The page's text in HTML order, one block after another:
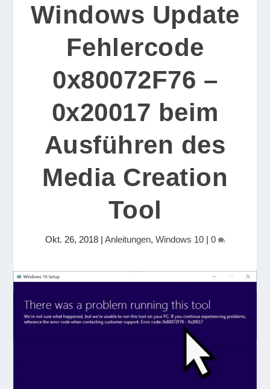
Windows Update
Fehlercode
0x80072F76 –
0x20017 beim
Ausführen des
Media Creation
Tool
Okt. 26, 2018| Anleitungen, Windows 10| 0